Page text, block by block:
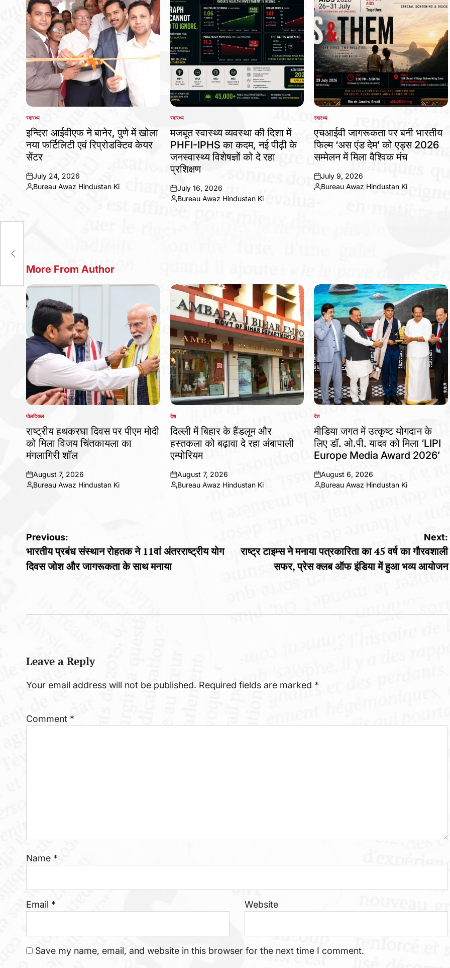
POSTED
स्वास्थ्य
इन्दिरा आईवीएफ ने बानेर, पुणे में खोला
नया फर्टिलिटी एवं रिप्रोडक्टिव केयर
सेंटर
on
July 24, 2026
Posted
Bureau Awaz Hindustan Ki
POSTED
स्वास्थ्य
मजबूत स्वास्थ्य व्यवस्था की दिशा में
PHFI-IPHS का कदम, नई पीढ़ी के
जनस्वास्थ्य विशेषज्ञों को दे रहा
प्रशिक्षण
on
July 16, 2026
Posted
Bureau Awaz Hindustan Ki
POSTED
स्वास्थ्य
एचआईवी जागरूकता पर बनी भारतीय
फिल्म ‘अस एंड देम’ को एड्स 2026
सम्मेलन में मिला वैश्विक मंच
on
July 9, 2026
Posted
Bureau Awaz Hindustan Ki
More From Author
POSTED
पोलटिकल
राष्ट्रीय हथकरघा दिवस पर पीएम मोदी
को मिला विजय चिंतकायला का
मंगलागिरी शॉल
on
August 7, 2026
Posted
Bureau Awaz Hindustan Ki
POSTED
IN
देश
दिल्ली में बिहार के हैंडलूम और
हस्तकला को बढ़ावा दे रहा अंबापाली
एम्पोरियम
on
August 7, 2026
Posted
Bureau Awaz Hindustan Ki
POSTED
IN
देश
मीडिया जगत में उत्कृष्ट योगदान के
लिए डॉ. ओ.पी. यादव को मिला ‘LIPI
Europe Media Award 2026’
on
August 6, 2026
Posted
Bureau Awaz Hindustan Ki
Post
navigation
Previous:
भारतीय प्रबंध संस्थान रोहतक ने 11वां अंतरराष्ट्रीय योग
दिवस जोश और जागरूकता के साथ मनाया
Next:
राष्ट्र टाइम्स ने मनाया पत्रकारिता का 45 वर्ष का गौरवशाली
सफर, प्रेस क्लब ऑफ इंडिया में हुआ भव्य आयोजन
Leave a Reply
Your email address will not be published. Required fields are marked *
Comment *
Name *
Email * Website
Save my name, email, and website in this browser for the next time I comment.